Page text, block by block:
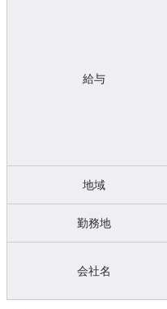
給与
地域
勤務地
会社名